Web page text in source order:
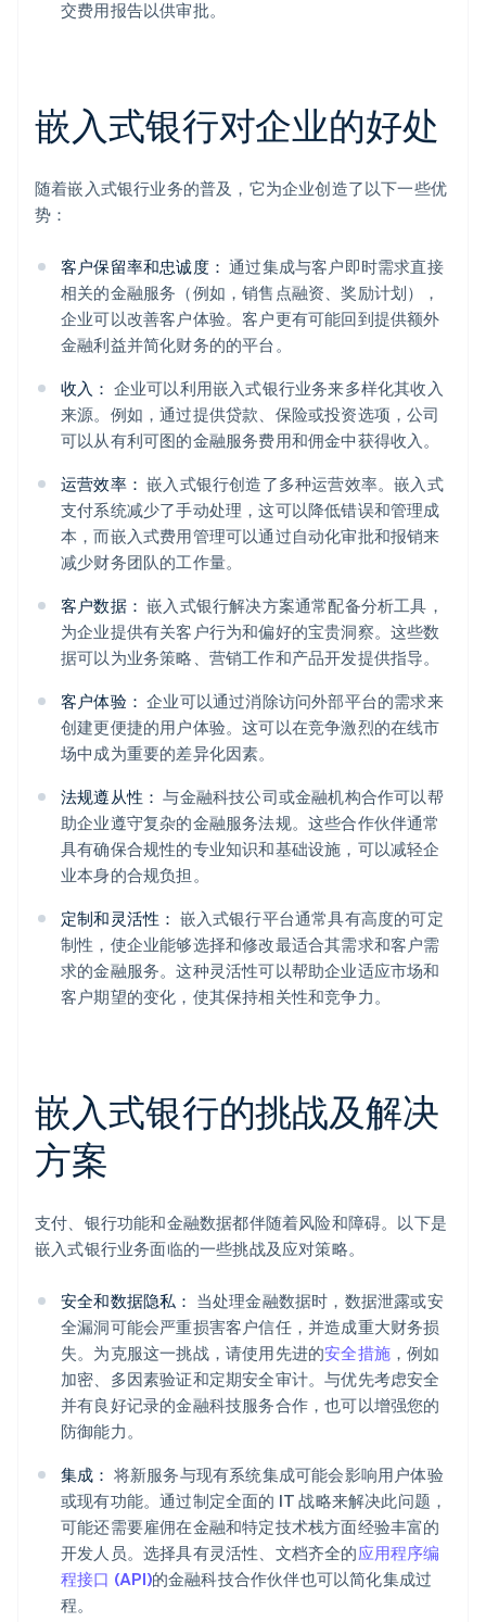
交费用报告以供审批。
嵌入式银行对企业的好处
随着嵌入式银行业务的普及，它为企业创造了以下一些优
势：
客户保留率和忠诚度： 通过集成与客户即时需求直接
相关的金融服务（例如，销售点融资、奖励计划），
企业可以改善客户体验。客户更有可能回到提供额外
金融利益并简化财务的的平台。
收入： 企业可以利用嵌入式银行业务来多样化其收入
来源。例如，通过提供贷款、保险或投资选项，公司
可以从有利可图的金融服务费用和佣金中获得收入。
运营效率： 嵌入式银行创造了多种运营效率。嵌入式
支付系统减少了手动处理，这可以降低错误和管理成
本，而嵌入式费用管理可以通过自动化审批和报销来
减少财务团队的工作量。
客户数据： 嵌入式银行解决方案通常配备分析工具，
为企业提供有关客户行为和偏好的宝贵洞察。这些数
据可以为业务策略、营销工作和产品开发提供指导。
客户体验： 企业可以通过消除访问外部平台的需求来
创建更便捷的用户体验。这可以在竞争激烈的在线市
场中成为重要的差异化因素。
法规遵从性： 与金融科技公司或金融机构合作可以帮
助企业遵守复杂的金融服务法规。这些合作伙伴通常
具有确保合规性的专业知识和基础设施，可以减轻企
业本身的合规负担。
定制和灵活性： 嵌入式银行平台通常具有高度的可定
制性，使企业能够选择和修改最适合其需求和客户需
求的金融服务。这种灵活性可以帮助企业适应市场和
客户期望的变化，使其保持相关性和竞争力。
嵌入式银行的挑战及解决
方案
支付、银行功能和金融数据都伴随着风险和障碍。以下是
嵌入式银行业务面临的一些挑战及应对策略。
安全和数据隐私： 当处理金融数据时，数据泄露或安
全漏洞可能会严重损害客户信任，并造成重大财务损
失。为克服这一挑战，请使用先进的安全措施 ，例如
加密、多因素验证和定期安全审计。与优先考虑安全
并有良好记录的金融科技服务合作，也可以增强您的
防御能力。
集成： 将新服务与现有系统集成可能会影响用户体验
或现有功能。通过制定全面的 IT 战略来解决此问题，
可能还需要雇佣在金融和特定技术栈方面经验丰富的
开发人员。选择具有灵活性、文档齐全的应用程序编
程接口 (API)的金融科技合作伙伴也可以简化集成过
程。